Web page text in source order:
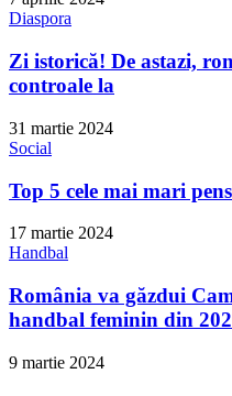
Diaspora
Zi istorică! De astazi,
controale la
31 martie 2024
Social
Top 5 cele mai mari
17 martie 2024
Handbal
România va găzdui
handbal feminin din
9 martie 2024